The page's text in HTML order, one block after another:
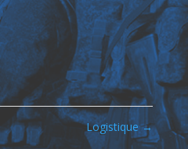
Logistique→